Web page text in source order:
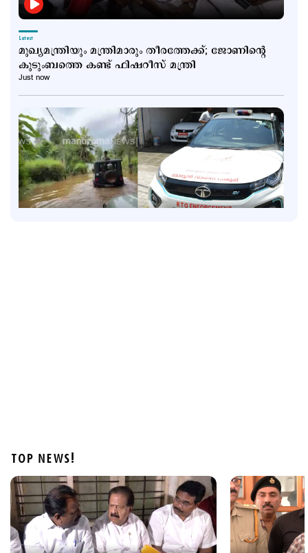
Latest
മുഖ്യമന്ത്രിയും മന്ത്രിമാരും തീരത്തേക്ക്; ജോണിന്‍റെ
കുടുംബത്തെ കണ്ട് ഫിഷറീസ് മന്ത്രി
Just now
States
'വിമാനം താഴ്ത്തിയത് വന്‍ദുരന്തം ഒഴിവാക്കാന്‍';
TOP NEWS!